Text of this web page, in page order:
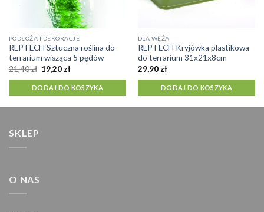
PODŁOŻA I DEKORACJE
REPTECH Sztuczna roślina do
terrarium wisząca 5 pędów
21,40zł Pierwotna
cena
wynosiła:
21,40 zł.
19,20 złAktualna
wynosi:
19,20 zł.
DODAJ DO KOSZYKA
DLA WĘŻA
REPTECH Kryjówka plastikowa
do terrarium 31x21x8cm
29,90 zł
DODAJ DO KOSZYKA
SKLEP
O NAS